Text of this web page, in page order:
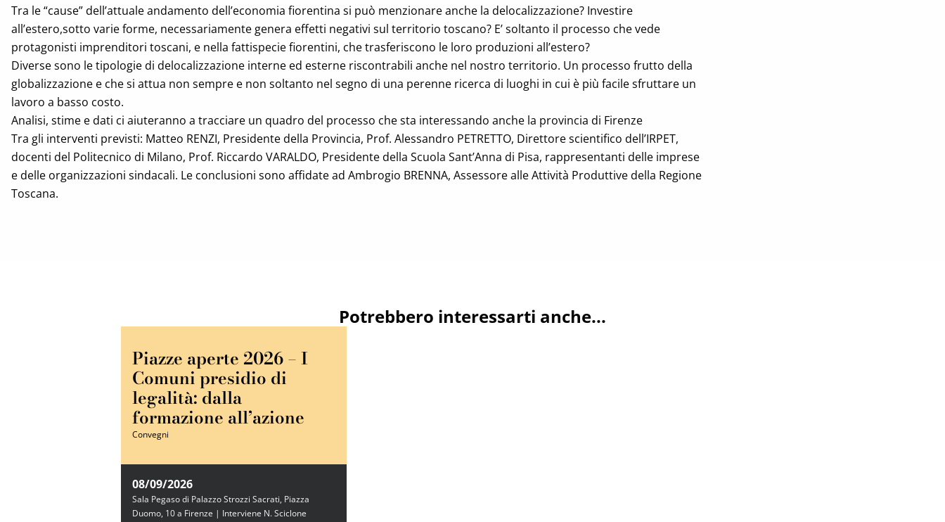
Tra le “cause” dell’attuale andamento dell’economia fiorentina si può menzionare anche la delocalizzazione? Investire
all’estero,sotto varie forme, necessariamente genera effetti negativi sul territorio toscano? E’ soltanto il processo che vede
protagonisti imprenditori toscani, e nella fattispecie fiorentini, che trasferiscono le loro produzioni all’estero?
Diverse sono le tipologie di delocalizzazione interne ed esterne riscontrabili anche nel nostro territorio. Un processo frutto della
globalizzazione e che si attua non sempre e non soltanto nel segno di una perenne ricerca di luoghi in cui è più facile sfruttare un
lavoro a basso costo.
Analisi, stime e dati ci aiuteranno a tracciare un quadro del processo che sta interessando anche la provincia di Firenze
Tra gli interventi previsti: Matteo RENZI, Presidente della Provincia, Prof. Alessandro PETRETTO, Direttore scientifico dell’IRPET,
docenti del Politecnico di Milano, Prof. Riccardo VARALDO, Presidente della Scuola Sant’Anna di Pisa, rappresentanti delle imprese
e delle organizzazioni sindacali. Le conclusioni sono affidate ad Ambrogio BRENNA, Assessore alle Attività Produttive della Regione
Toscana.
Potrebbero interessarti anche...
Piazze aperte 2026 – I
Comuni presidio di
legalità: dalla
formazione all’azione
Convegni
08/09/2026
Sala Pegaso di Palazzo Strozzi Sacrati, Piazza
Duomo, 10 a Firenze | Interviene N. Sciclone